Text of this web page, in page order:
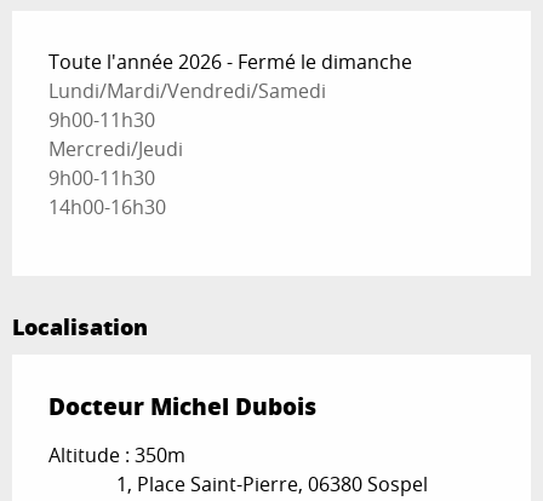
Toute l'année 2026 - Fermé le dimanche
Lundi/Mardi/Vendredi/Samedi
9h00-11h30
Mercredi/Jeudi
9h00-11h30
14h00-16h30
Localisation
Docteur Michel Dubois
Altitude : 350m
1, Place Saint-Pierre, 06380 Sospel